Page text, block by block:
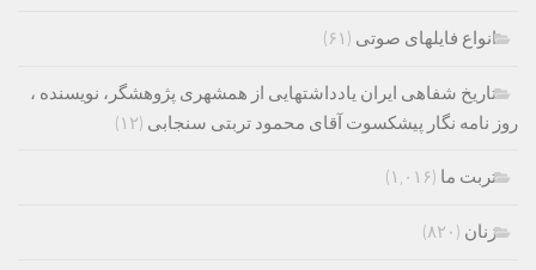
انواع فایلهای صوتی (۶۱)
تاریخ شفاهی ایران یادداشتهایی از همشهری پژوهشگر، نویسنده ،
روز نامه نگار پیشکسوت آقای محمود تربتی سنجابی (۱۲)
تربت ما (۱,۰۱۶)
زنان (۸۲۰)